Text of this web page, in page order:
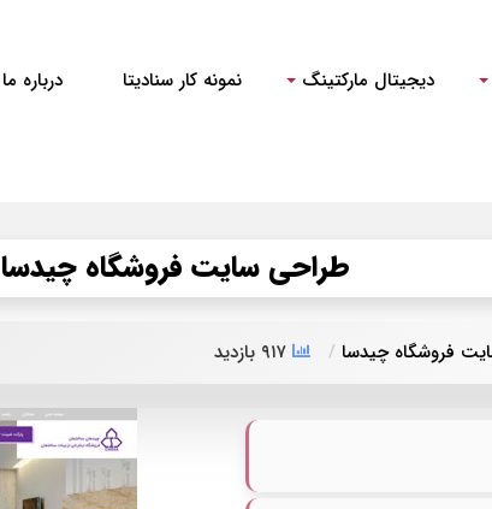
دیجیتال مارکتینگ نمونه کار سنادیتا درباره ما
طراحی سایت فروشگاه چیدسا
فروشگاه چیدسا ۹۱۷ بازدید